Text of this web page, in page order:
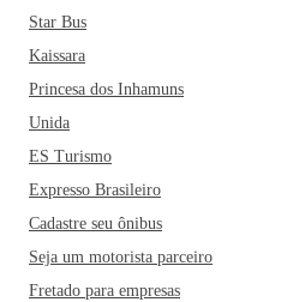
Star Bus
Kaissara
Princesa dos Inhamuns
Unida
ES Turismo
Expresso Brasileiro
Cadastre seu ônibus
Seja um motorista parceiro
Fretado para empresas